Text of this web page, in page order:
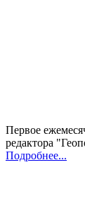
Первое
редактора
Подробнее...